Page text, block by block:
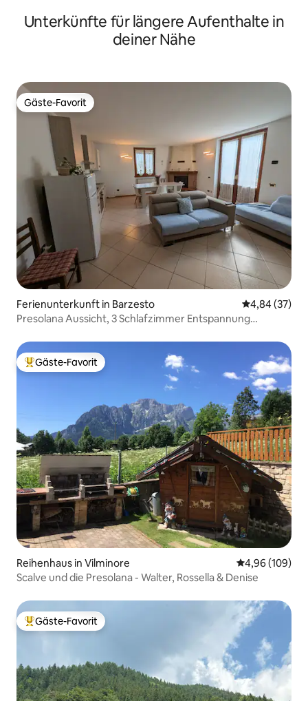
Unterkünfte für längere Aufenthalte in
deiner Nähe
Gäste-Favorit
Gäste-Favorit
Ferienunterkunft in Barzesto
4,84 (37)
Presolana Aussicht, 3 Schlafzimmer Entspannung
Beliebter Gäste-Favorit.
Gäste-Favorit
Reihenhaus in Vilminore
4,96 (109)
Scalve und die Presolana - Walter, Rossella & Denise
Beliebter Gäste-Favorit.
Gäste-Favorit